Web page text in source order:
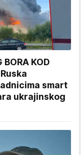
BORA KOD
smart
ukrajinskog